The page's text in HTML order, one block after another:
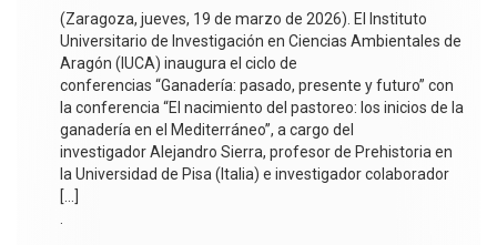
(Zaragoza, jueves, 19 de marzo de 2026). El Instituto
Universitario de Investigación en Ciencias Ambientales de
Aragón (IUCA) inaugura el ciclo de
conferencias “Ganadería: pasado, presente y futuro” con
la conferencia “El nacimiento del pastoreo: los inicios de la
ganadería en el Mediterráneo”, a cargo del
investigador Alejandro Sierra, profesor de Prehistoria en
la Universidad de Pisa (Italia) e investigador colaborador
[…]